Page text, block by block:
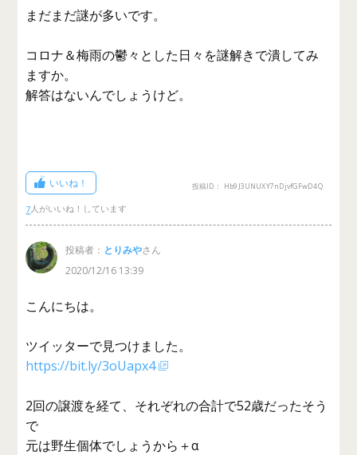
まだまだ謎が多いです。
コロナ＆梅雨の鬱々とした日々を謎解きで潰してみ
ますか。
解答はないんでしょうけど。
いいね！
7
投稿ID： Hb9J3UNUXY7nDjvfGFwD4Q
投稿者： とりみやさん
2020/12/16 13:39
こんにちは。
ツイッターで見つけました。
https://bit.ly/3oUapx4
2回の譲渡を経て、それぞれの合計で52歳だったそう
で
元は野生個体でしょうから＋α